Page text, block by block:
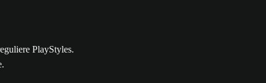
PlayStyles.